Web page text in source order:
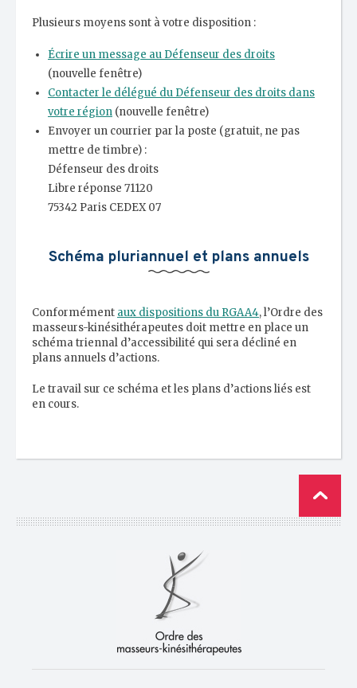
Plusieurs moyens sont à votre disposition :
Écrire un message au Défenseur des droits
(nouvelle fenêtre)
Contacter le délégué du Défenseur des droits dans
votre région (nouvelle fenêtre)
Envoyer un courrier par la poste (gratuit, ne pas
mettre de timbre) :
Défenseur des droits
Libre réponse 71120
75342 Paris CEDEX 07
Schéma pluriannuel et plans annuels
Conformément aux dispositions du RGAA4, l’Ordre des
masseurs-kinésithérapeutes doit mettre en place un
schéma triennal d’accessibilité qui sera décliné en
plans annuels d’actions.
Le travail sur ce schéma et les plans d’actions liés est
en cours.